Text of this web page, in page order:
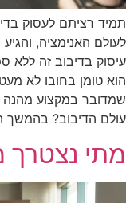
תמיד רציתם לעסוק
לעולם האנימציה,
עיסוק בדיבוב זה ללא
הוא טומן בחובו לא
שמדובר במקצוע מהנה
עולם הדיבוב?
מתי נצטרך